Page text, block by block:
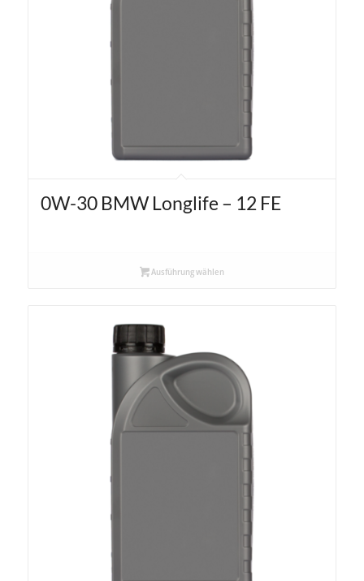
0W-30 BMW Longlife – 12 FE
Ausführung wählen